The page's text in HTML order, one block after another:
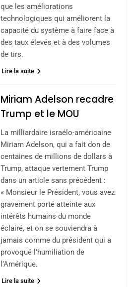
que les améliorations
technologiques qui améliorent la
capacité du système à faire face à
des taux élevés et à des volumes
de tirs.
Lire la suite
Miriam Adelson recadre
Trump et le MOU
La milliardaire israélo-américaine
Miriam Adelson, qui a fait don de
centaines de millions de dollars à
Trump, attaque vertement Trump
dans un article sans précédent :
« Monsieur le Président, vous avez
gravement porté atteinte aux
intérêts humains du monde
éclairé, et on se souviendra à
jamais comme du président qui a
provoqué l’humiliation de
l’Amérique.
Lire la suite